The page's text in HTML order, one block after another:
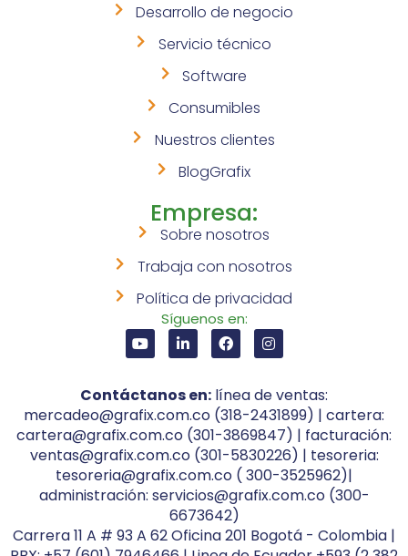
Desarrollo de negocio
Servicio técnico
Software
Consumibles
Nuestros clientes
BlogGrafix
Empresa:
Sobre nosotros
Trabaja con nosotros
Política de privacidad
Síguenos en:
Contáctanos en: línea de ventas:
mercadeo@grafix.com.co (318-2431899) | cartera:
cartera@grafix.com.co (301-3869847) | facturación:
ventas@grafix.com.co (301-5830226) | tesoreria:
tesoreria@grafix.com.co ( 300-3525962)|
administración: servicios@grafix.com.co (300-
6673642)
Carrera 11 A # 93 A 62 Oficina 201 Bogotá - Colombia |